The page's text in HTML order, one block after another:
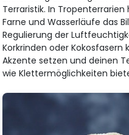
Terraristik. In
Farne und Wasserläufe das
Regulierung der
Korkrinden oder
Akzente setzen und deinen
wie Klettermöglichkeiten